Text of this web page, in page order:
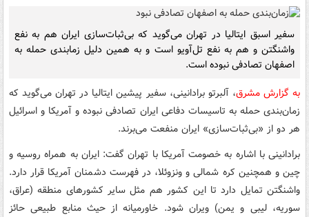
سفیر اسبق ایتالیا در تهران می‌گوید که بی‌ثبات‌سازی ایران هم به نفع
واشنگتن و هم به نفع تل‌آویو است و به همین دلیل زمابندی حمله به
اصفهان تصادفی نبوده است.
به گزارش مشرق، آلبرتو برادانینی، سفیر پیشین ایتالیا در تهران می‌گوید که
زمان‌بندی حمله به تاسیسات دفاعی ایران تصادفی نبوده و آمریکا و اسرائیل
هر دو از «بی‌ثبات‌سازی» ایران منفعت می‌برند.
برادانینی با اشاره به خصومت آمریکا با تهران گفت: ایران به همراه روسیه و
چین و همچنین کره شمالی و ونزوئلا، در فهرست دشمنان آمریکا قرار دارد.
واشنگتن تمایل دارد تا این کشور هم مثل سایر کشورهای منطقه (عراق،
سوریه، لیبی و یمن) ویران شود. خاورمیانه از حیث منابع طبیعی حائز